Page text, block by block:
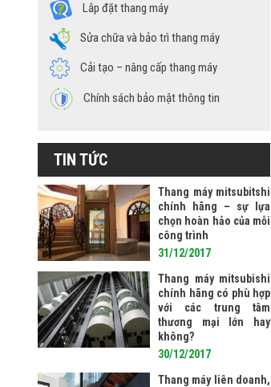
Lắp đặt thang máy
Sửa chữa và bảo trì thang máy
Cải tạo – nâng cấp thang máy
Chính sách bảo mật thông tin
TIN TỨC
Thang máy mitsubitshi
chính hãng – sự lựa
chọn hoàn hảo của mỗi
công trình
31/12/2017
Thang máy mitsubishi
chính hãng có phù hợp
với các trung tâm
thương mại lớn hay
không?
30/12/2017
Thang máy liên doanh,